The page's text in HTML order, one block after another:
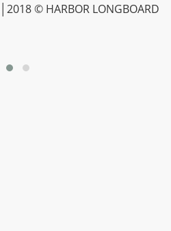
│2018 © HARBOR LONGBOARD